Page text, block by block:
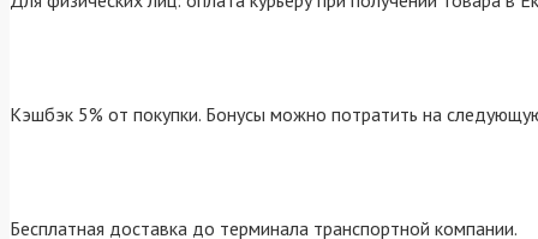
Кэшбэк 5% от покупки. Бонусы можно потратить на
Бесплатная доставка до терминала транспортной компании.